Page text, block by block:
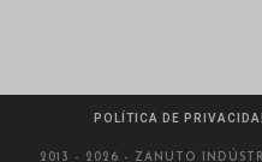
POLÍTICA DE
2013 - 2026 - ZANUTO